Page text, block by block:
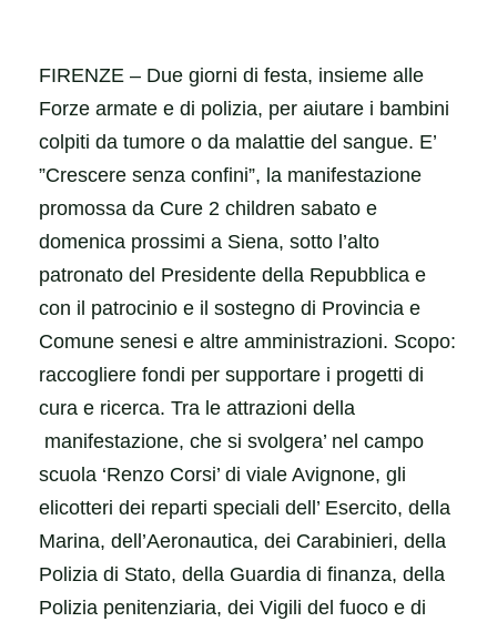
FIRENZE – Due giorni di festa, insieme alle
Forze armate e di polizia, per aiutare i bambini
colpiti da tumore o da malattie del sangue. E’
”Crescere senza confini”, la manifestazione
promossa da Cure 2 children sabato e
domenica prossimi a Siena, sotto l’alto
patronato del Presidente della Repubblica e
con il patrocinio e il sostegno di Provincia e
Comune senesi e altre amministrazioni. Scopo:
raccogliere fondi per supportare i progetti di
cura e ricerca. Tra le attrazioni della
manifestazione, che si svolgera’ nel campo
scuola ‘Renzo Corsi’ di viale Avignone, gli
elicotteri dei reparti speciali dell’ Esercito, della
Marina, dell’Aeronautica, dei Carabinieri, della
Polizia di Stato, della Guardia di finanza, della
Polizia penitenziaria, dei Vigili del fuoco e di